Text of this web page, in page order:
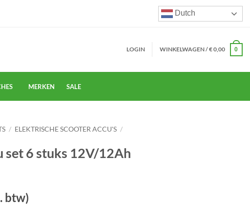
Dutch
LOGIN WINKELWAGEN /€0,00 0
MERKEN SALE
/ ELEKTRISCHE SCOOTER ACCU'S /
set 6 stuks 12V/12Ah
btw)